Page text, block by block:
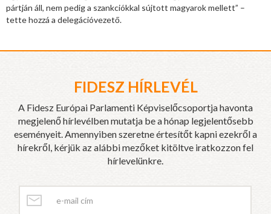
pártján áll, nem pedig a szankciókkal sújtott magyarok mellett” –
tette hozzá a delegációvezető.
FIDESZ HÍRLEVÉL
A Fidesz Európai Parlamenti Képviselőcsoportja havonta
megjelenő hírlevélben mutatja be a hónap legjelentősebb
eseményeit. Amennyiben szeretne értesítőt kapni ezekről a
hírekről, kérjük az alábbi mezőket kitöltve iratkozzon fel
hírlevelünkre.